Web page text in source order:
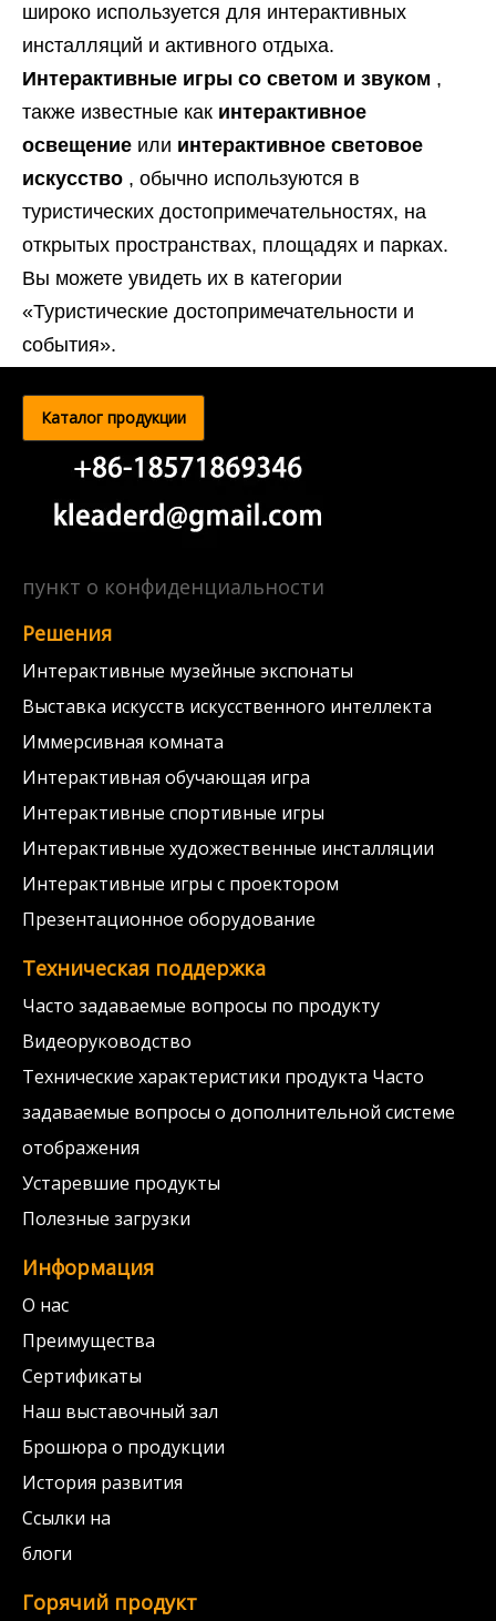
широко используется для интерактивных
инсталляций и активного отдыха.
Интерактивные игры со светом и звуком ,
также известные как интерактивное
освещение или интерактивное световое
искусство , обычно используются в
туристических достопримечательностях, на
открытых пространствах, площадях и парках.
Вы можете увидеть их в категории
«Туристические достопримечательности и
события».
Каталог продукции
пункт о конфиденциальности
Решения
Интерактивные музейные экспонаты
Выставка искусств искусственного интеллекта
Иммерсивная комната
Интерактивная обучающая игра
Интерактивные спортивные игры
Интерактивные художественные инсталляции
Интерактивные игры с проектором
Презентационное оборудование
Техническая поддержка
Часто задаваемые вопросы по продукту
Видеоруководство
Технические характеристики продукта Часто
задаваемые вопросы о дополнительной системе
отображения
Устаревшие продукты
Полезные загрузки
Информация
О нас
Преимущества
Сертификаты
Наш выставочный зал
Брошюра о продукции
История развития
Ссылки на
блоги
Горячий продукт